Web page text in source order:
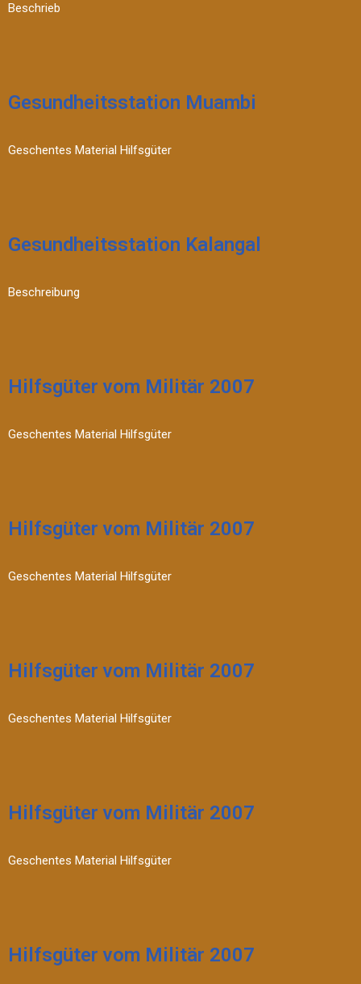
Beschrieb
Gesundheitsstation Muambi
Geschentes Material Hilfsgüter
Gesundheitsstation Kalangal
Beschreibung
Hilfsgüter vom Militär 2007
Geschentes Material Hilfsgüter
Hilfsgüter vom Militär 2007
Geschentes Material Hilfsgüter
Hilfsgüter vom Militär 2007
Geschentes Material Hilfsgüter
Hilfsgüter vom Militär 2007
Geschentes Material Hilfsgüter
Hilfsgüter vom Militär 2007